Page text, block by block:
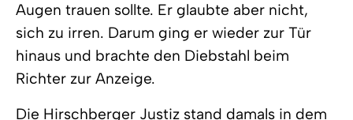
Augen trauen sollte. Er glaubte aber nicht,
sich zu irren. Darum ging er wieder zur Tür
hinaus und brachte den Diebstahl beim
Richter zur Anzeige.
Die Hirschberger Justiz stand damals in dem